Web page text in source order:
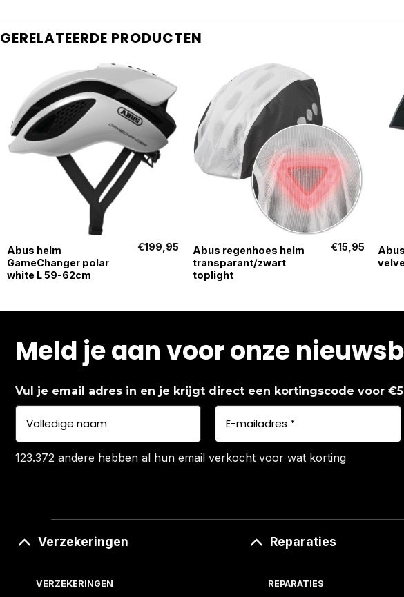
GERELATEERDE PRODUCTEN
Abus helm
GameChanger polar
white L 59-62cm
€199,95
Abus regenhoes helm
transparant/zwart
toplight
€15,95
Meld je aan voor onze
Vul je email adres in en je krijgt direct een kortingscode voor
123.372 andere hebben al hun email verkocht voor wat korting
Verzekeringen
VERZEKERINGEN
Reparaties
REPARATIES